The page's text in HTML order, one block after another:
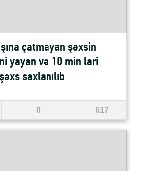
çatmayan şəxsin
yayan və 10 min lari
saxlanılıb
0 617